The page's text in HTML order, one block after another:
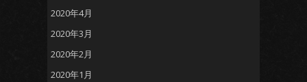
2020年4月
2020年3月
2020年2月
2020年1月